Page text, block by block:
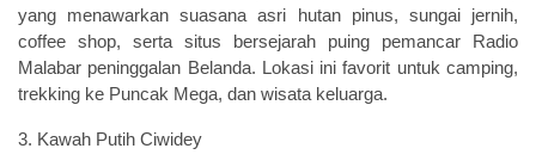
yang menawarkan suasana asri hutan pinus, sungai jernih,
coffee shop, serta situs bersejarah puing pemancar Radio
Malabar peninggalan Belanda. Lokasi ini favorit untuk camping,
trekking ke Puncak Mega, dan wisata keluarga.
3. Kawah Putih Ciwidey